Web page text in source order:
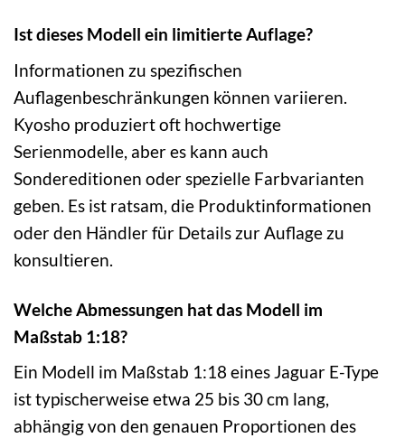
Ist dieses Modell ein limitierte Auflage?
Informationen zu spezifischen
Auflagenbeschränkungen können variieren.
Kyosho produziert oft hochwertige
Serienmodelle, aber es kann auch
Sondereditionen oder spezielle Farbvarianten
geben. Es ist ratsam, die Produktinformationen
oder den Händler für Details zur Auflage zu
konsultieren.
Welche Abmessungen hat das Modell im
Maßstab 1:18?
Ein Modell im Maßstab 1:18 eines Jaguar E-Type
ist typischerweise etwa 25 bis 30 cm lang,
abhängig von den genauen Proportionen des